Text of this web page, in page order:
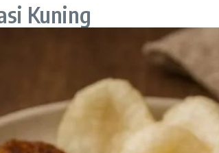
Kuning